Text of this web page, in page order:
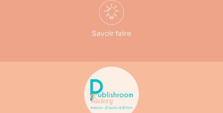
Savoir faire